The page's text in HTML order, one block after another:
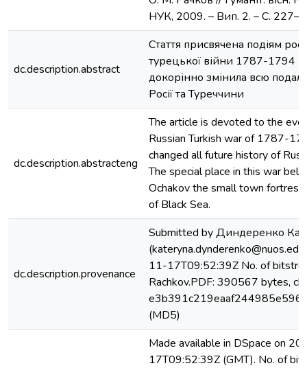
НУК, 2009. – Вип. 2. – С.
dc.description.abstract
Стаття присвячена подіям
турецької війни 1787-1794
докорінно змінила всю
Росії та Туреччини
dc.description.abstracteng
The article is devoted to the
Russian Turkish war of 1787-
changed all future history of
The special place in this war
Ochakov the small town
of Black Sea.
dc.description.provenance
Submitted by Диндеренко
11-17T09:52:39Z No. of
Rachkov.PDF: 390567 bytes,
(MD5)
Made available in DSpace on
17T09:52:39Z (GMT). No. of